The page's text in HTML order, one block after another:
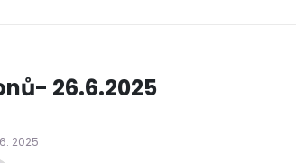
26.6.2025
6. 2025